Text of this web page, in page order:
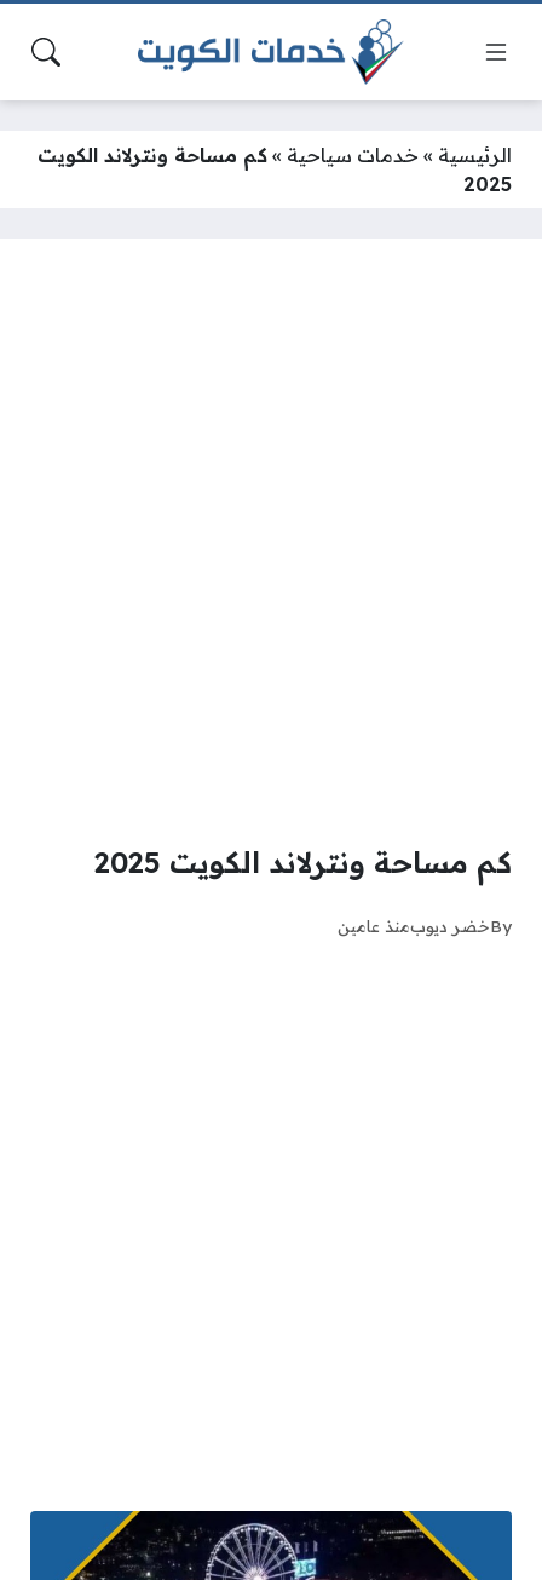
الرئيسية » خدمات سياحية » كم مساحة ونترلاند الكويت
2025
كم مساحة ونترلاند الكويت 2025
Byخضر ديوبمنذ عامين